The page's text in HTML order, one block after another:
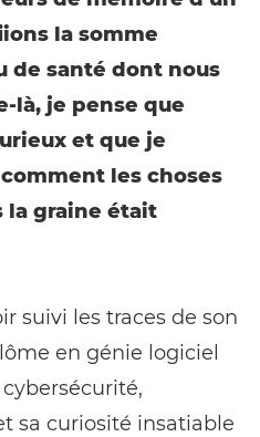
la somme
de santé dont nous
là, je pense que
et que je
les choses
la graine était
suivi les traces de son
en génie logiciel
sa curiosité insatiable